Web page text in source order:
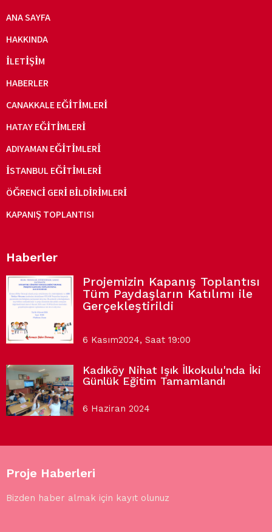
ANA SAYFA
HAKKINDA
İLETIŞIM
HABERLER
ÇANAKKALE EĞITIMLERI
HATAY EĞITIMLERI
ADIYAMAN EĞITIMLERI
İSTANBUL EĞITIMLERI
ÖĞRENCI GERI BILDIRIMLERI
KAPANIŞ TOPLANTISI
Haberler
Projemizin Kapanış Toplantısı
Tüm Paydaşların Katılımı ile
Gerçekleştirildi
6 Kasım2024, Saat 19:00
Kadıköy Nihat Işık İlkokulu'nda İki
Günlük Eğitim Tamamlandı
6 Haziran 2024
Proje Haberleri
Bizden haber almak için kayıt olunuz